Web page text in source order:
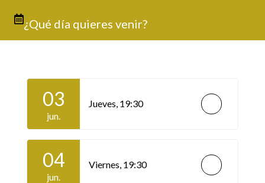
¿Qué día quieres venir?
03
jun.
Jueves, 19:30
04
jun.
Viernes, 19:30